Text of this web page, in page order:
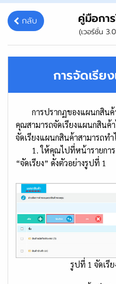
กลับ คู่มือกา
(เวอร์ชั่น
การจัดเรีย
การปรากฏของแผนกสินค้
คุณสามารถจัดเรียงแผนกสินค้
จัดเรียงแผนกสินค้าสามารถทำ
1. ให้คุณไปที่หน้ารายการ
“จัดเรียง” ดังตัวอย่างรูปที่ 1
รูปที่ 1 จัดเรี